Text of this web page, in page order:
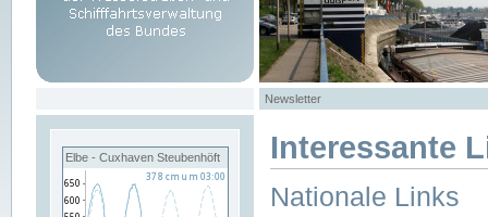
Newsletter
Elbe - Cuxhaven Steubenhöft Interessante
Nationale Links